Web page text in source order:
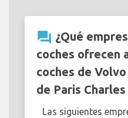
question_answer ¿Qué
coches ofrecen
coches de
de Paris
Las siguientes